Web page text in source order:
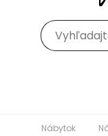
Nábytok